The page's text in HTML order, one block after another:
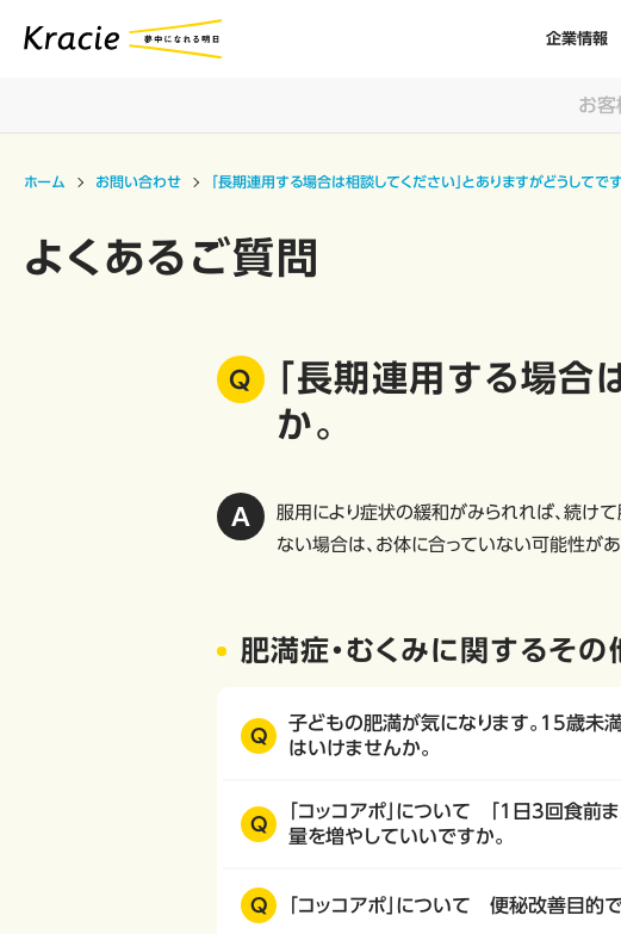
企業情報
お客
ホーム お問い合わせ 「長期連用する場合は相談してください」とありますがどうしてです
よくあるご質問
「長期連用する場合
か。
服用により症状の緩和がみられれば、続け
ない場合は、お体に合っていない可能性が
肥満症・むくみに関するその
Q
子どもの肥満が気になります。15歳未満で
はいけませんか。
Q
「コッコアポ」について 「1日3回食前
量を増やしていいですか。
Q 「コッコアポ」について 便秘改善目的